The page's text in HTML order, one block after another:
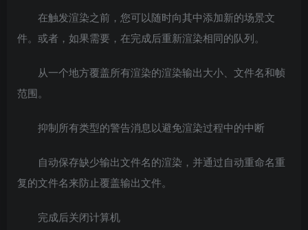
在触发渲染之前，您可以随时向其中添加新的场景文
件。或者，如果需要，在完成后重新渲染相同的队列。
从一个地方覆盖所有渲染的渲染输出大小、文件名和帧
范围。
抑制所有类型的警告消息以避免渲染过程中的中断
自动保存缺少输出文件名的渲染，并通过自动重命名重
复的文件名来防止覆盖输出文件。
完成后关闭计算机